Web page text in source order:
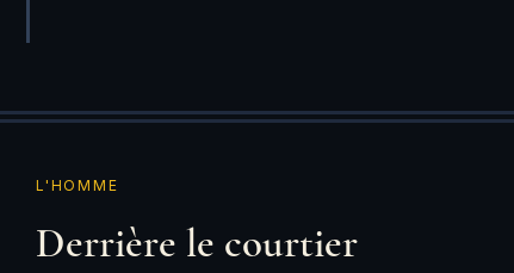
L'HOMME
Derrière le courtier